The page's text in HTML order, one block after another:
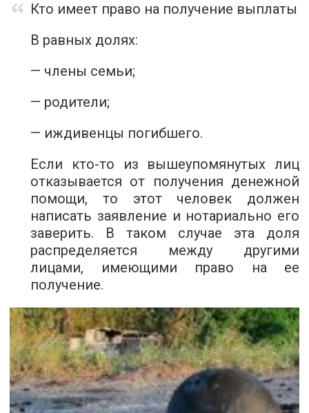
Кто имеет право на получение выплаты
В равных долях:
— члены семьи;
— родители;
— иждивенцы погибшего.
Если кто-то из вышеупомянутых лиц
отказывается от получения денежной
помощи, то этот человек должен
написать заявление и нотариально его
заверить. В таком случае эта доля
распределяется между другими
лицами, имеющими право на ее
получение.